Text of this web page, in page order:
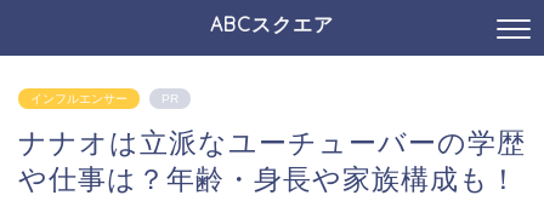
ABCスクエア
インフルエンサー PR
ナナオは立派なユーチューバーの学歴
や仕事は？年齢・身長や家族構成も！